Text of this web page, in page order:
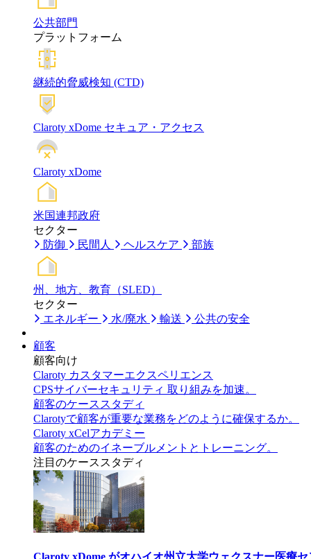
公共部門
プラットフォーム
継続的脅威検知 (CTD)
Claroty xDome セキュア・アクセス
Claroty xDome
米国連邦政府
セクター
防御
民間人 ヘルスケア 部族
州、地方、教育（SLED）
セクター
エネルギー
水/廃水 輸送 公共の安全
顧客
顧客向け
Claroty カスタマーエクスペリエンス
CPSサイバーセキュリティ 取り組みを加速。
顧客のケーススタディ
Clarotyで顧客が重要な業務をどのように確保するか。
Claroty xCelアカデミー
顧客のためのイネーブルメントとトレーニング。
注目のケーススタディ
Claroty xDome がオハイオ州立大学ウェクスナー医療セ